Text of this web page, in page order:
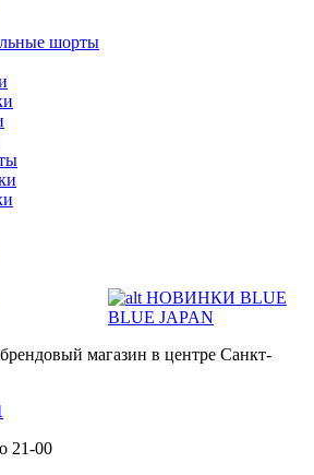
шорты
НОВИНКИ BLUE
BLUE JAPAN
магазин в центре Санкт-
21-00